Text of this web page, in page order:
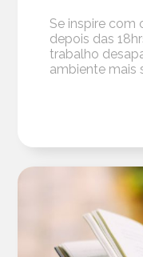
Se inspire com
depois das
trabalho
ambiente mais